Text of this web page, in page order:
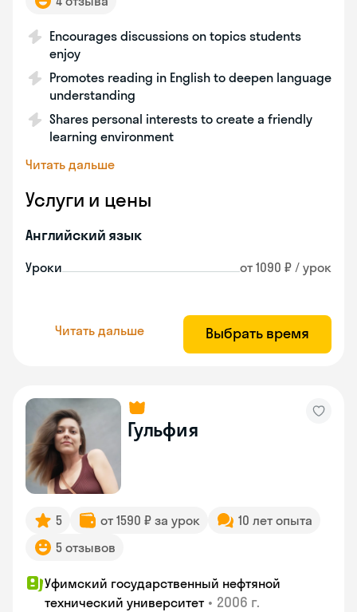
Encourages discussions on topics students
enjoy
Promotes reading in English to deepen language
understanding
Shares personal interests to create a friendly
learning environment
Читать дальше
Услуги и цены
Английский язык
Уроки от 1090 ₽ / урок
Читать дальше Выбрать время
Гульфия
5 от 1590 ₽ за урок
10 лет опыта
5 отзывов
Уфимский государственный нефтяной
технический университет • 2006 г.